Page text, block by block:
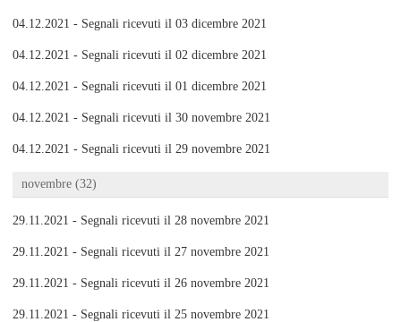
04.12.2021 - Segnali ricevuti il 03 dicembre 2021
04.12.2021 - Segnali ricevuti il 02 dicembre 2021
04.12.2021 - Segnali ricevuti il 01 dicembre 2021
04.12.2021 - Segnali ricevuti il 30 novembre 2021
04.12.2021 - Segnali ricevuti il 29 novembre 2021
novembre (32)
29.11.2021 - Segnali ricevuti il 28 novembre 2021
29.11.2021 - Segnali ricevuti il 27 novembre 2021
29.11.2021 - Segnali ricevuti il 26 novembre 2021
29.11.2021 - Segnali ricevuti il 25 novembre 2021